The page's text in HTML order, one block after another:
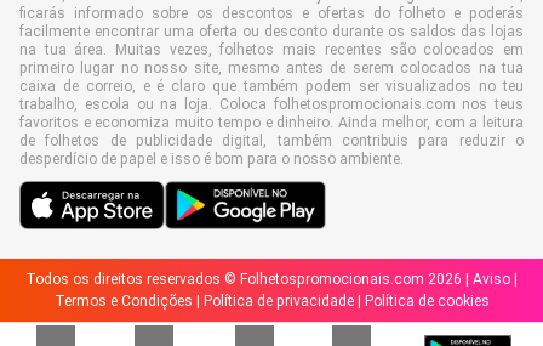
ficarás informado sobre os descontos e ofertas do folheto e poderás
facilmente encontrar uma oferta ou desconto durante os saldos das lojas
na tua área. Muitas vezes, folhetos mais recentes são colocados em
primeiro lugar no nosso site, mesmo antes de serem colocados na tua
caixa de correio, e é claro que também podem ser visualizados no teu
trabalho, escola ou na loja. Coloca folhetospromocionais.com nos teus
favoritos e economiza muito tempo e dinheiro. Ainda melhor, com a leitura
de folhetos de publicidade digital, também contribuis para reduzir o
desperdício de papel e isso é bom para o nosso ambiente.
Todos os direitos reservados © Folhetospromocionais.com 2026 | Aviso
Termos e Condições
Política de privacidade| Política de cookies